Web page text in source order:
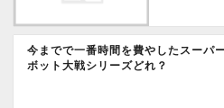
今までで一番時間を費やしたスーパ
ボット大戦シリーズどれ？